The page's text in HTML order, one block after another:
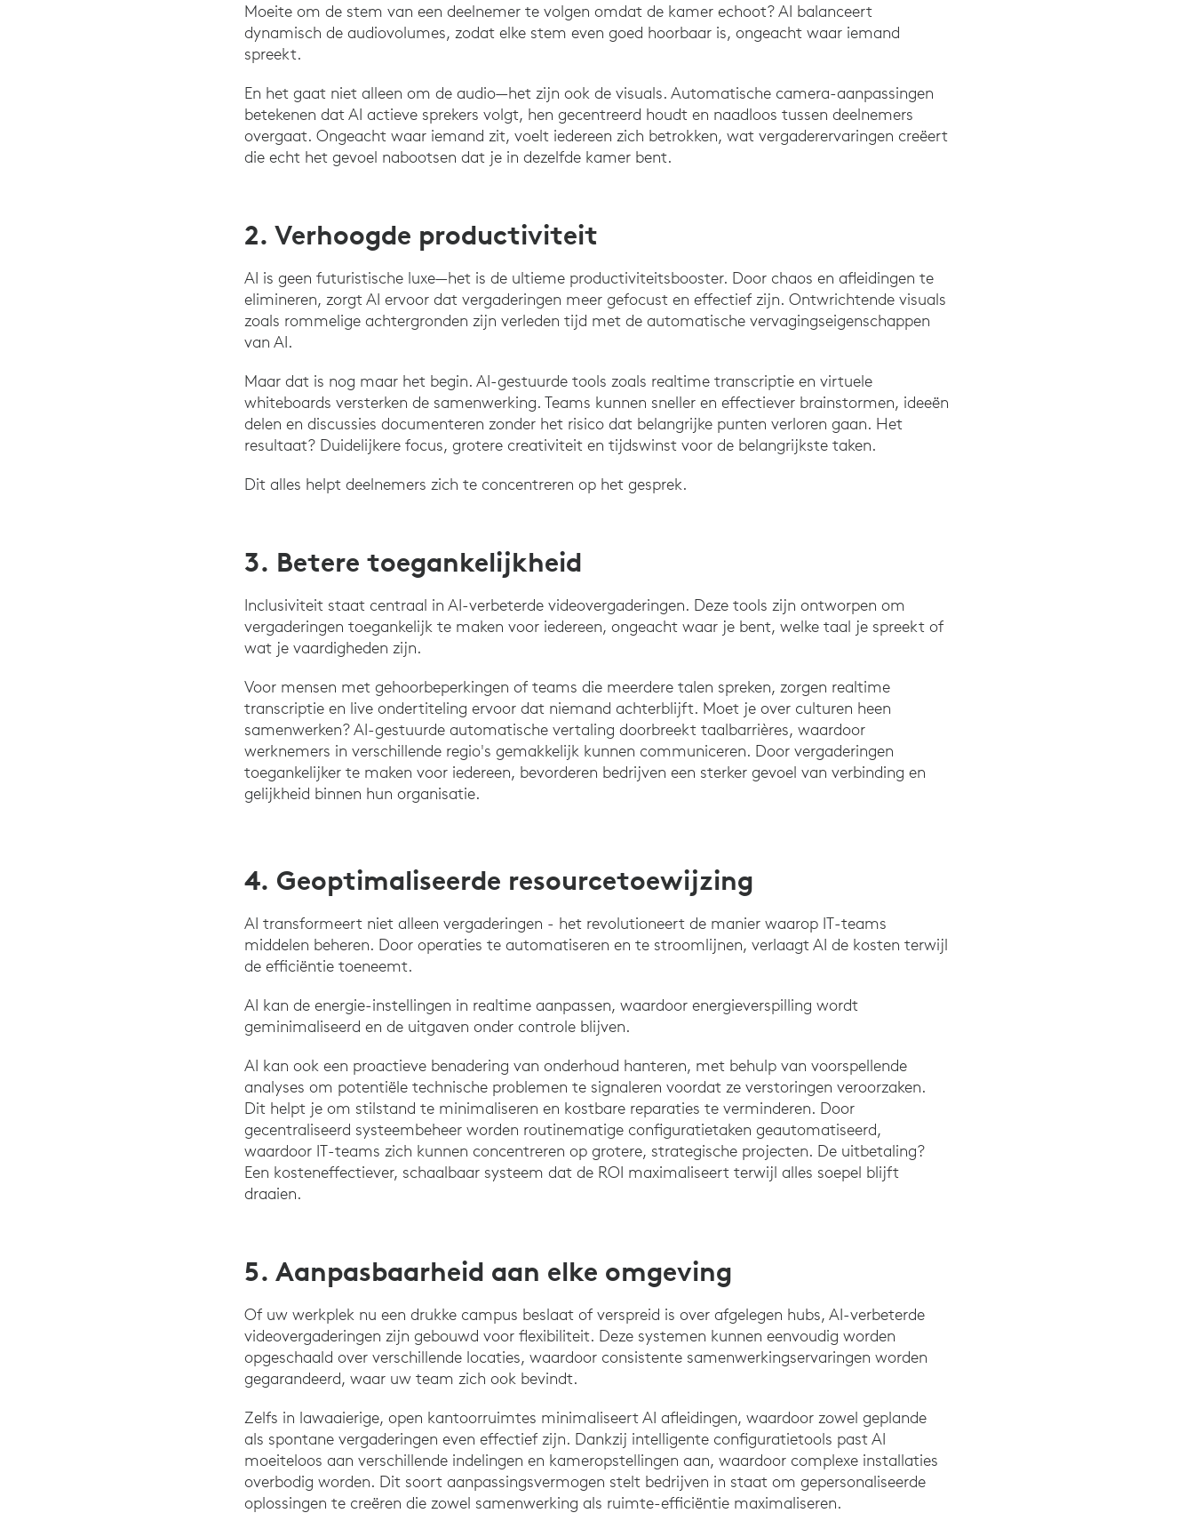
Moeite om de stem van een deelnemer te volgen omdat de kamer echoot? AI balanceert
dynamisch de audiovolumes, zodat elke stem even goed hoorbaar is, ongeacht waar iemand
spreekt.
En het gaat niet alleen om de audio—het zijn ook de visuals. Automatische camera-aanpassingen
betekenen dat AI actieve sprekers volgt, hen gecentreerd houdt en naadloos tussen deelnemers
overgaat. Ongeacht waar iemand zit, voelt iedereen zich betrokken, wat vergaderervaringen creëert
die echt het gevoel nabootsen dat je in dezelfde kamer bent.
2. Verhoogde productiviteit
AI is geen futuristische luxe—het is de ultieme productiviteitsbooster. Door chaos en afleidingen te
elimineren, zorgt AI ervoor dat vergaderingen meer gefocust en effectief zijn. Ontwrichtende visuals
zoals rommelige achtergronden zijn verleden tijd met de automatische vervagingseigenschappen
van AI.
Maar dat is nog maar het begin. AI-gestuurde tools zoals realtime transcriptie en virtuele
whiteboards versterken de samenwerking. Teams kunnen sneller en effectiever brainstormen, ideeën
delen en discussies documenteren zonder het risico dat belangrijke punten verloren gaan. Het
resultaat? Duidelijkere focus, grotere creativiteit en tijdswinst voor de belangrijkste taken.
Dit alles helpt deelnemers zich te concentreren op het gesprek.
3. Betere toegankelijkheid
Inclusiviteit staat centraal in AI-verbeterde videovergaderingen. Deze tools zijn ontworpen om
vergaderingen toegankelijk te maken voor iedereen, ongeacht waar je bent, welke taal je spreekt of
wat je vaardigheden zijn.
Voor mensen met gehoorbeperkingen of teams die meerdere talen spreken, zorgen realtime
transcriptie en live ondertiteling ervoor dat niemand achterblijft. Moet je over culturen heen
samenwerken? AI-gestuurde automatische vertaling doorbreekt taalbarrières, waardoor
werknemers in verschillende regio's gemakkelijk kunnen communiceren. Door vergaderingen
toegankelijker te maken voor iedereen, bevorderen bedrijven een sterker gevoel van verbinding en
gelijkheid binnen hun organisatie.
4. Geoptimaliseerde resourcetoewijzing
AI transformeert niet alleen vergaderingen - het revolutioneert de manier waarop IT-teams
middelen beheren. Door operaties te automatiseren en te stroomlijnen, verlaagt AI de kosten terwijl
de efficiëntie toeneemt.
AI kan de energie-instellingen in realtime aanpassen, waardoor energieverspilling wordt
geminimaliseerd en de uitgaven onder controle blijven.
AI kan ook een proactieve benadering van onderhoud hanteren, met behulp van voorspellende
analyses om potentiële technische problemen te signaleren voordat ze verstoringen veroorzaken.
Dit helpt je om stilstand te minimaliseren en kostbare reparaties te verminderen. Door
gecentraliseerd systeembeheer worden routinematige configuratietaken geautomatiseerd,
waardoor IT-teams zich kunnen concentreren op grotere, strategische projecten. De uitbetaling?
Een kosteneffectiever, schaalbaar systeem dat de ROI maximaliseert terwijl alles soepel blijft
draaien.
5. Aanpasbaarheid aan elke omgeving
Of uw werkplek nu een drukke campus beslaat of verspreid is over afgelegen hubs, AI-verbeterde
videovergaderingen zijn gebouwd voor flexibiliteit. Deze systemen kunnen eenvoudig worden
opgeschaald over verschillende locaties, waardoor consistente samenwerkingservaringen worden
gegarandeerd, waar uw team zich ook bevindt.
Zelfs in lawaaierige, open kantoorruimtes minimaliseert AI afleidingen, waardoor zowel geplande
als spontane vergaderingen even effectief zijn. Dankzij intelligente configuratietools past AI
moeiteloos aan verschillende indelingen en kameropstellingen aan, waardoor complexe installaties
overbodig worden. Dit soort aanpassingsvermogen stelt bedrijven in staat om gepersonaliseerde
oplossingen te creëren die zowel samenwerking als ruimte-efficiëntie maximaliseren.